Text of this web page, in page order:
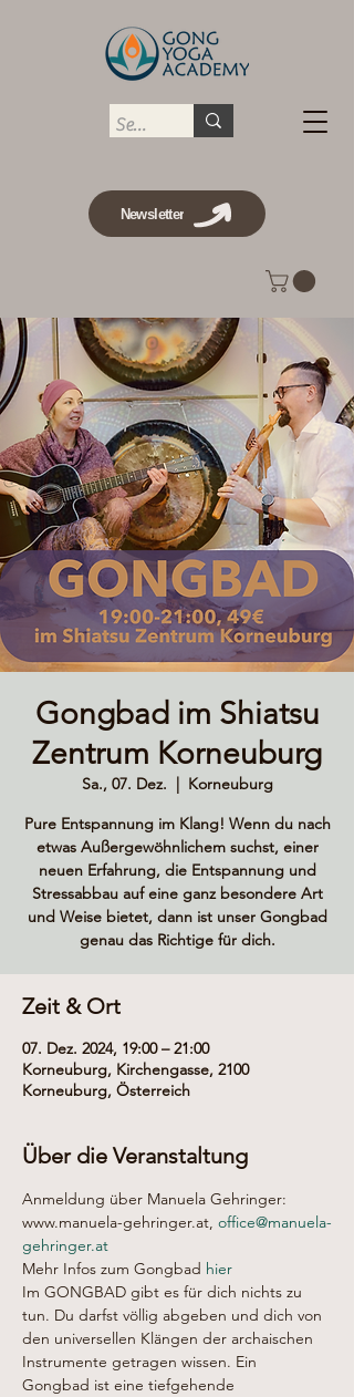
Newsletter
Gongbad im Shiatsu
Zentrum Korneuburg
Sa., 07. Dez.
Korneuburg
Pure Entspannung im Klang! Wenn du nach
etwas Außergewöhnlichem suchst, einer
neuen Erfahrung, die Entspannung und
Stressabbau auf eine ganz besondere Art
und Weise bietet, dann ist unser Gongbad
genau das Richtige für dich.
Zeit & Ort
07. Dez. 2024, 19:00 – 21:00
Korneuburg, Kirchengasse, 2100
Korneuburg, Österreich
Über die Veranstaltung
Anmeldung über Manuela Gehringer:
www.manuela-gehringer.at, office@manuela-
gehringer.at
Mehr Infos zum Gongbad hier
Im GONGBAD gibt es für dich nichts zu
tun. Du darfst völlig abgeben und dich von
den universellen Klängen der archaischen
Instrumente getragen wissen. Ein
Gongbad ist eine tiefgehende